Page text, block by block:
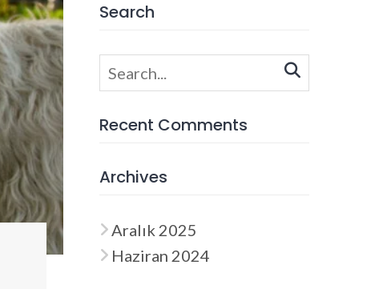
Search
Search
for:
Recent Comments
Archives
Aralık 2025
Haziran 2024